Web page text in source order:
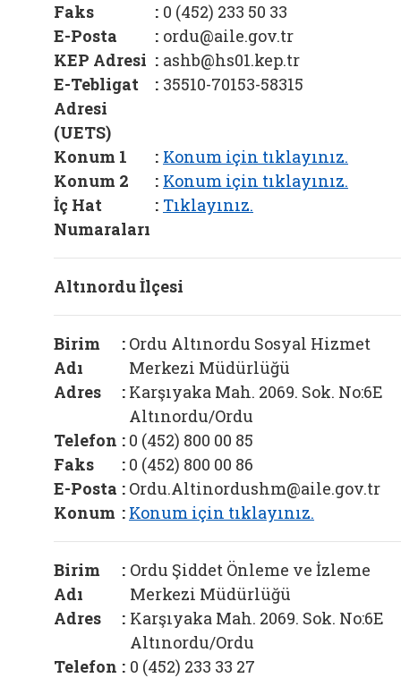
Faks
: 0 (452) 233 50 33
E-Posta
: ordu@aile.gov.tr
KEP Adresi : ashb@hs01.kep.tr
E-Tebligat
Adresi
(UETS)
: 35510-70153-58315
Konum 1 : Konum için tıklayınız.
Konum 2
: Konum için tıklayınız.
İç Hat
Numaraları
: Tıklayınız.
Altınordu İlçesi
Birim
Adı
: Ordu Altınordu Sosyal Hizmet
Merkezi Müdürlüğü
Adres
: Karşıyaka Mah. 2069. Sok. No:6E
Altınordu/Ordu
Telefon : 0 (452) 800 00 85
Faks
: 0 (452) 800 00 86
E-Posta : Ordu.Altinordushm@aile.gov.tr
Konum : Konum için tıklayınız.
Birim
Adı
: Ordu Şiddet Önleme ve İzleme
Merkezi Müdürlüğü
Adres
: Karşıyaka Mah. 2069. Sok. No:6E
Altınordu/Ordu
Telefon : 0 (452) 233 33 27